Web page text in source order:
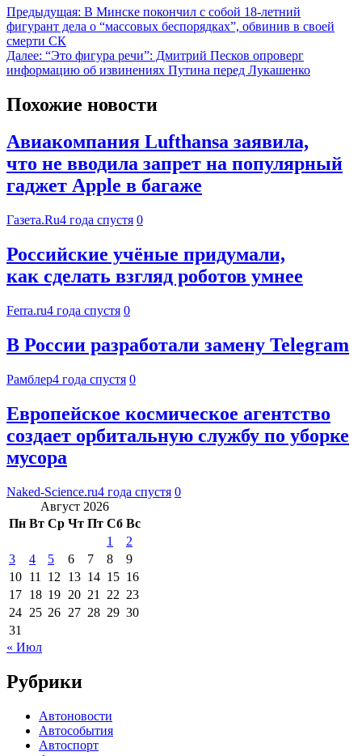
Предыдущая: В Минске покончил с собой 18-летний
фигурант дела о “массовых беспорядках”, обвинив в своей
смерти СК
Далее: “Это фигура речи”: Дмитрий Песков опроверг
информацию об извинениях Путина перед Лукашенко
Похожие новости
Авиакомпания Lufthansa заявила,
что не вводила запрет на популярный
гаджет Apple в багаже
Газета.Ru4 года спустя 0
Российские учёные придумали,
как сделать взгляд роботов умнее
Ferra.ru4 года спустя 0
В России разработали замену Telegram
Рамблер4 года спустя 0
Европейское космическое агентство
создает орбитальную службу по уборке
мусора
Naked-Science.ru4 года спустя 0
Август 2026
Пн Вт Ср Чт Пт Сб Вс
1
2
3
4 5 6 7 8
9
10 11 12 13 14 15 16
17 18 19 20 21 22 23
24 25 26 27 28 29 30
31
« Июл
Рубрики
Автоновости
Автособытия
Автоспорт